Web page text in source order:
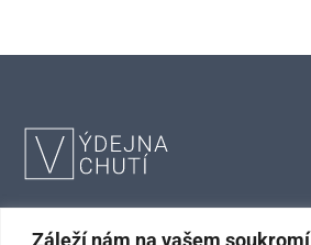
Záleží nám na vašem soukromí
INFORMACE